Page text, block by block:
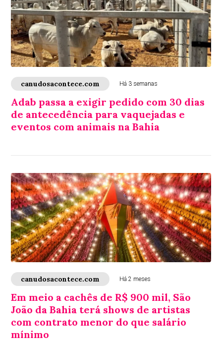
canudosacontece.com Há 3 semanas
Adab passa a exigir pedido com 30 dias
de antecedência para vaquejadas e
eventos com animais na Bahia
canudosacontece.com Há 2 meses
Em meio a cachês de R$ 900 mil, São
João da Bahia terá shows de artistas
com contrato menor do que salário
mínimo